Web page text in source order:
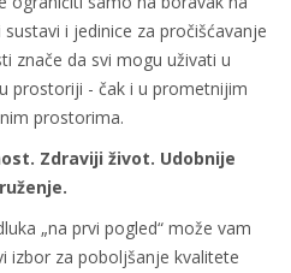
i jedinice za pročišćavanje
znače da svi mogu uživati u
prostoriji - čak i u prometnijim
prostorima.
Zdraviji život. Udobnije
„na prvi pogled“ može vam
izbor za poboljšanje kvalitete